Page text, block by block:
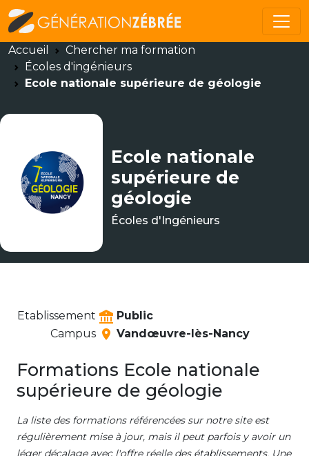
Accueil
Chercher ma formation
Écoles d'ingénieurs
Ecole nationale supérieure de géologie
Ecole nationale
supérieure de
géologie
Écoles d'Ingénieurs
Etablissement
Public
Campus
Vandœuvre-lès-Nancy
Formations Ecole nationale
supérieure de géologie
La liste des formations référencées sur notre site est
régulièrement mise à jour, mais il peut parfois y avoir un
léger décalage avec l'offre réelle des établissements. Une